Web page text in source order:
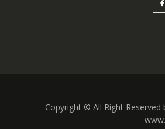
Copyright © All Right Reserved